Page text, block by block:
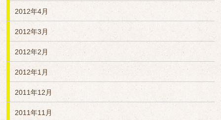
2012年4月
2012年3月
2012年2月
2012年1月
2011年12月
2011年11月